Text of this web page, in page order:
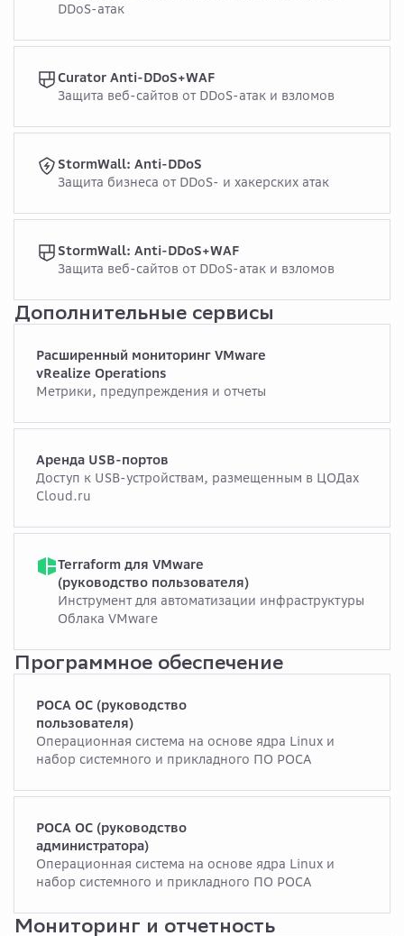
DDoS-атак
Curator Anti-DDoS+WAF
Защита веб-сайтов от DDoS-атак и взломов
StormWall: Anti-DDoS
Защита бизнеса от DDoS- и хакерских атак
StormWall: Anti-DDoS+WAF
Защита веб-сайтов от DDoS-атак и взломов
Дополнительные сервисы
Расширенный мониторинг VMware
vRealize Operations
Метрики, предупреждения и отчеты
Аренда USB-портов
Доступ к USB-устройствам, размещенным в ЦОДах
Cloud.ru
Terraform для VMware
(руководство пользователя)
Инструмент для автоматизации инфраструктуры
Облака VMware
Программное обеспечение
РОСА ОС (руководство
пользователя)
Операционная система на основе ядра Linux и
набор системного и прикладного ПО РОСА
РОСА ОС (руководство
администратора)
Операционная система на основе ядра Linux и
набор системного и прикладного ПО РОСА
Мониторинг и отчетность